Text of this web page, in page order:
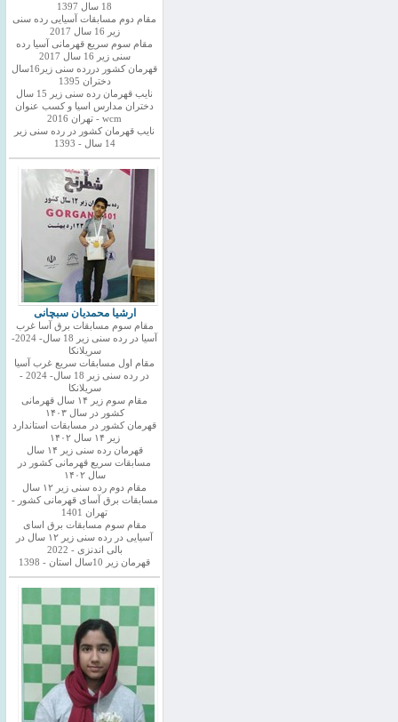
18 سال 1397
مقام دوم مسابقات آسیایی رده سنی
زیر 16 سال 2017
مقام سوم سریع قهرمانی آسیا رده
سنی زیر 16 سال 2017
قهرمان کشور دررده سنی زیر16سال
دختران 1395
نایب قهرمان رده سنی زیر 15 سال
دختران مدارس اسیا و کسب عنوان
wcm - تهران 2016
نایب قهرمان کشور در رده سنی زیر
14 سال - 1393
ارشیا محمدیان سبچانی
مقام سوم مسابقات برق آسا غرب
آسیا در رده سنی زیر 18 سال- 2024-
سریلانکا
مقام اول مسابقات سریع غرب آسیا
در رده سنی زیر 18 سال- 2024 -
سریلانکا
مقام سوم زیر ۱۴ سال قهرمانی
کشور در سال ۱۴۰۳
قهرمان کشور در مسابقات استاندارد
زیر ۱۴ سال ۱۴۰۲
قهرمان رده سنی زیر ۱۴ سال
مسابقات سریع قهرمانی کشور در
سال ۱۴۰۲
مقام دوم رده سنی زیر ۱۲ سال
مسابقات برق آسای قهرمانی کشور -
تهران 1401
مقام سوم مسابقات برق اسای
آسیایی در رده سنی زیر ۱۲ سال در
بالی اندنزی - 2022
قهرمان زیر 10سال استان - 1398